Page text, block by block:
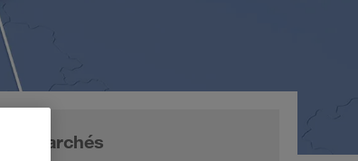
Nos marchés